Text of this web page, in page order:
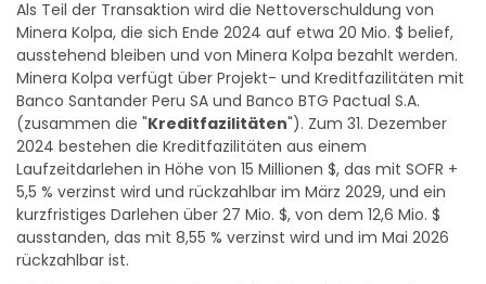
Minera Kolpa, die sich Ende 2024 auf etwa 20 Mio. $ belief,
ausstehend bleiben und von Minera Kolpa bezahlt werden.
Minera Kolpa verfügt über Projekt- und Kreditfazilitäten mit
Banco Santander Peru SA und Banco BTG Pactual S.A.
(zusammen die " Kreditfazilitäten"). Zum 31. Dezember
2024 bestehen die Kreditfazilitäten aus einem
Laufzeitdarlehen in Höhe von 15 Millionen $, das mit SOFR +
5,5 % verzinst wird und rückzahlbar im März 2029, und ein
kurzfristiges Darlehen über 27 Mio. $, von dem 12,6 Mio. $
ausstanden, das mit 8,55 % verzinst wird und im Mai 2026
rückzahlbar ist.